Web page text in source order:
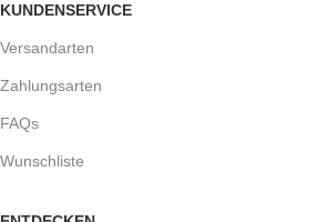
KUNDENSERVICE
Versandarten
Zahlungsarten
FAQs
Wunschliste